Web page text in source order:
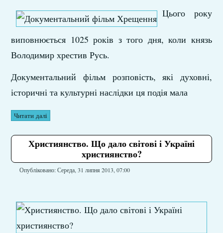
Цього року
виповнюється 1025 років з того дня, коли князь
Володимир хрестив Русь.
Документальний фільм розповість, які духовні,
історичні та культурні наслідки ця подія мала
Читати далі
Християнство. Що дало світові і Україні
християнство?
Опубліковано: Середа, 31 липня 2013, 07:00